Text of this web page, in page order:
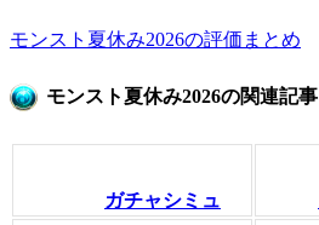
モンスト夏休み2026の評価まとめ
モンスト夏休み2026の関連記事
ガチャシミュ